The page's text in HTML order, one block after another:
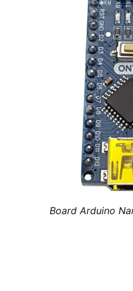
Board Arduino